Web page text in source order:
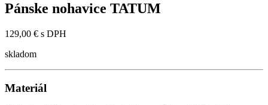
Pánske nohavice TATUM
129,00 € s DPH
skladom
Materiál